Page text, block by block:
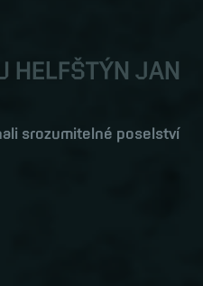
HELFŠTÝN JAN
srozumitelné poselství